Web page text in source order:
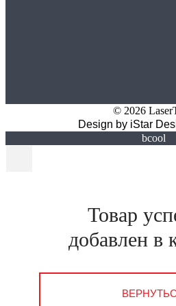
© 2026
Design by iStar
bcool
Товар
добавлен в